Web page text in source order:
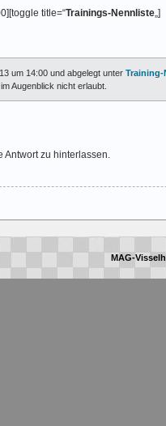
title=“Trainings-Nennliste„]
um 14:00 und abgelegt unter Training-
Augenblick nicht erlaubt.
Antwort zu hinterlassen.
MAG-